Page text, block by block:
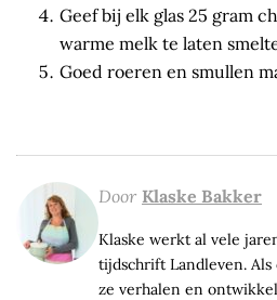
Geef bij elk glas 25 gram
warme melk te laten
Goed roeren en smullen
Door Klaske Bakker
Klaske werkt al vele
tijdschrift Landleven.
ze verhalen en